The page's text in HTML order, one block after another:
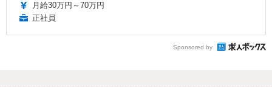
月給30万円～70万円
正社員
Sponsored by